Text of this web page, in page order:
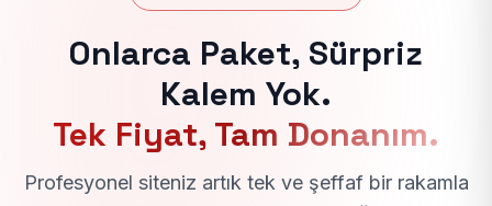
Onlarca Paket, Sürpriz
Kalem Yok.
Tek Fiyat, Tam Donanım.
Profesyonel siteniz artık tek ve şeffaf bir rakamla